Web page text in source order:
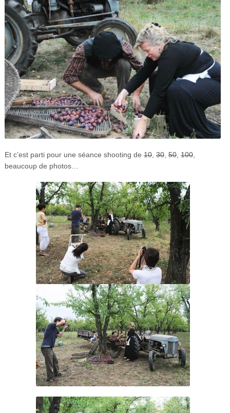
Et c’est parti pour une séance shooting de 10, 30, 50, 100,
beaucoup de photos…